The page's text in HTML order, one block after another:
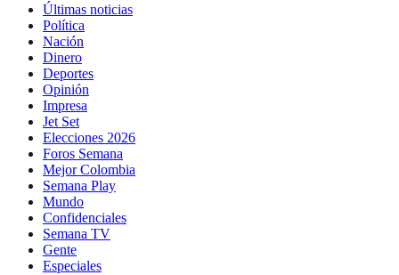
Últimas noticias
Política
Nación
Dinero
Deportes
Opinión
Impresa
Jet Set
Elecciones 2026
Foros Semana
Mejor Colombia
Semana Play
Mundo
Confidenciales
Semana TV
Gente
Especiales